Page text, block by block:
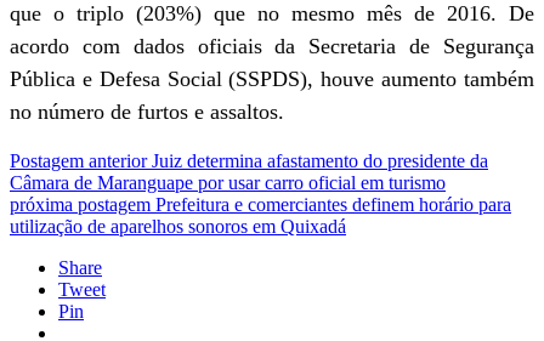
que o triplo (203%) que no mesmo mês de 2016. De
acordo com dados oficiais da Secretaria de Segurança
Pública e Defesa Social (SSPDS), houve aumento também
no número de furtos e assaltos.
Postagem anterior Juiz determina afastamento do presidente da
Câmara de Maranguape por usar carro oficial em turismo
próxima postagem Prefeitura e comerciantes definem horário para
utilização de aparelhos sonoros em Quixadá
Share
Tweet
Pin